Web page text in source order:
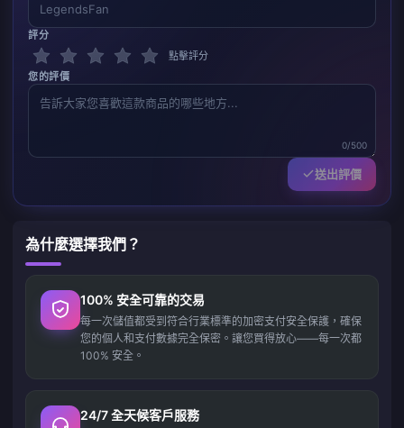
評分
點擊評分
您的評價
0/500
送出評價
為什麼選擇我們？
100% 安全可靠的交易
每一次儲值都受到符合行業標準的加密支付安全保護，確保
您的個人和支付數據完全保密。讓您買得放心——每一次都
100% 安全。
24/7 全天候客戶服務